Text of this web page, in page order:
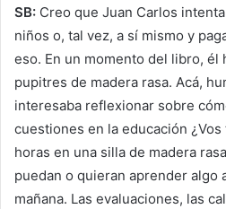
SB: Creo que Juan Carlos
niños o, tal vez, a sí mismo y
eso. En un momento del libro, él
pupitres de madera rasa. Acá,
interesaba reflexionar sobre
cuestiones en la educación
horas en una silla de madera
puedan o quieran aprender algo
mañana. Las evaluaciones, las